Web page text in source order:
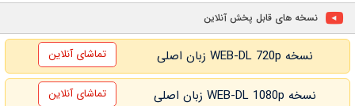
نسخه های قابل پخش آنلاین
نسخه WEB-DL 720p زبان اصلی تماشای آنلاین
نسخه WEB-DL 1080p زبان اصلی تماشای آنلاین